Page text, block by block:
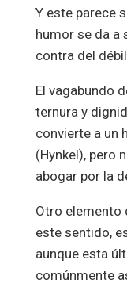
Y este parece
humor se da a
contra del
El vagabundo
ternura y
convierte a un
(Hynkel), pero
abogar por la
Otro elemento
este sentido,
aunque esta
comúnmente